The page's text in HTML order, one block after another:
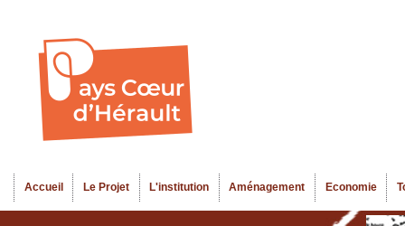
Menu principal
Accueil Le Projet L'institution Aménagement Economie